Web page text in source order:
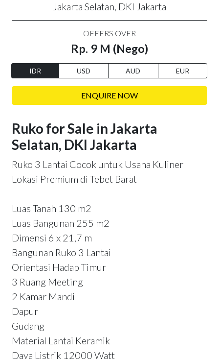
Jakarta Selatan, DKI Jakarta
OFFERS OVER
Rp. 9 M (Nego)
IDR USD AUD EUR
ENQUIRE NOW
Ruko for Sale in Jakarta
Selatan, DKI Jakarta
Ruko 3 Lantai Cocok untuk Usaha Kuliner
Lokasi Premium di Tebet Barat
Luas Tanah 130 m2
Luas Bangunan 255 m2
Dimensi 6 x 21,7 m
Bangunan Ruko 3 Lantai
Orientasi Hadap Timur
3 Ruang Meeting
2 Kamar Mandi
Dapur
Gudang
Material Lantai Keramik
Daya Listrik 12000 Watt